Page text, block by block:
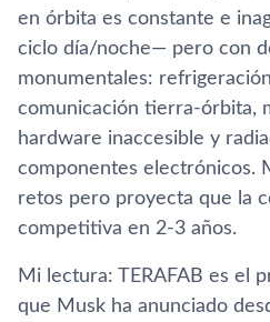
en órbita es constante e
ciclo día/noche— pero con
monumentales:
comunicación tierra-órbita,
hardware inaccesible y
componentes electrónicos.
retos pero proyecta que la
competitiva en 2-3 años.
Mi lectura: TERAFAB es el
que Musk ha anunciado